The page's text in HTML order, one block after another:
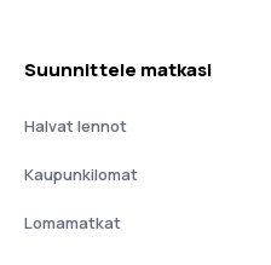
Suunnittele matkasi
Halvat lennot
Kaupunkilomat
Lomamatkat